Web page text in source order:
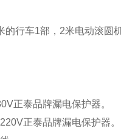
的行车1部，2米电动滚圆
正泰品牌漏电保护器。
正泰品牌漏电保护器。